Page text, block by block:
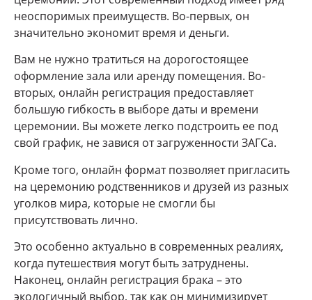
неоспоримых преимуществ. Во-первых, он
значительно экономит время и деньги.
Вам не нужно тратиться на дорогостоящее
оформление зала или аренду помещения. Во-
вторых, онлайн регистрация предоставляет
большую гибкость в выборе даты и времени
церемонии. Вы можете легко подстроить ее под
свой график, не завися от загруженности ЗАГСа.
Кроме того, онлайн формат позволяет пригласить
на церемонию родственников и друзей из разных
уголков мира, которые не смогли бы
присутствовать лично.
Это особенно актуально в современных реалиях,
когда путешествия могут быть затруднены.
Наконец, онлайн регистрация брака – это
экологичный выбор, так как он минимизирует